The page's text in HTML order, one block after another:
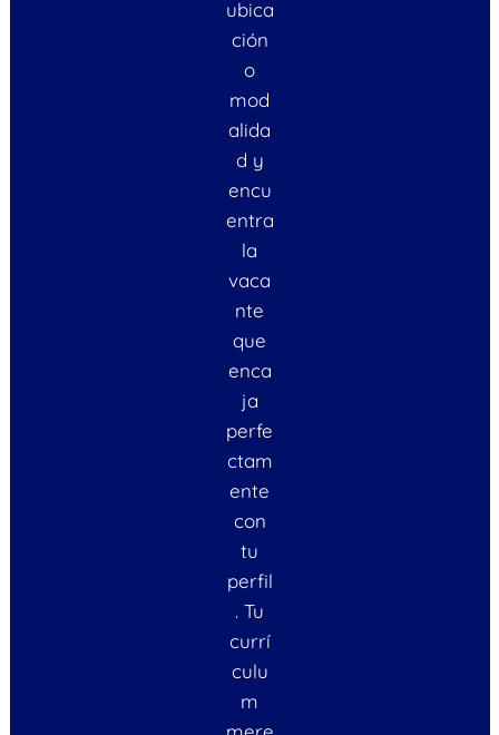
ubica
ción
o
mod
alida
d y
encu
entra
la
vaca
nte
que
enca
ja
perfe
ctam
ente
con
tu
perfil
. Tu
currí
culu
m